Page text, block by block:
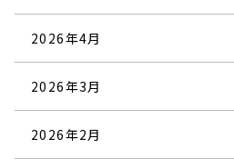
2026年4月
2026年3月
2026年2月